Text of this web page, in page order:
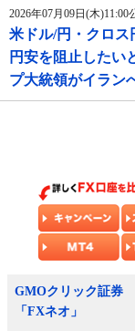
2026年07月09日(木)11:00
米ドル/円・クロ
円安を阻止したい
プ大統領がイラン
GMOクリック証券
「FXネオ」